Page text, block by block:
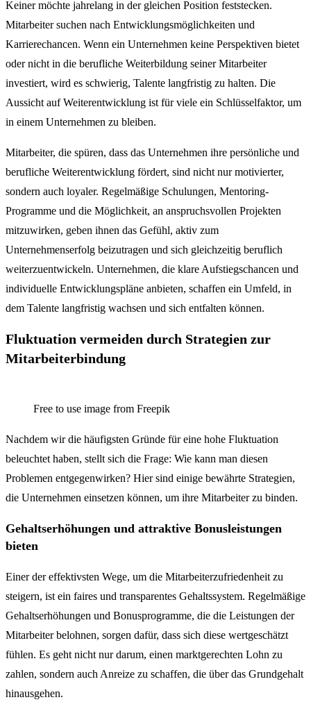
Keiner möchte jahrelang in der gleichen Position feststecken.
Mitarbeiter suchen nach Entwicklungsmöglichkeiten und
Karrierechancen. Wenn ein Unternehmen keine Perspektiven bietet
oder nicht in die berufliche Weiterbildung seiner Mitarbeiter
investiert, wird es schwierig, Talente langfristig zu halten. Die
Aussicht auf Weiterentwicklung ist für viele ein Schlüsselfaktor, um
in einem Unternehmen zu bleiben.
Mitarbeiter, die spüren, dass das Unternehmen ihre persönliche und
berufliche Weiterentwicklung fördert, sind nicht nur motivierter,
sondern auch loyaler. Regelmäßige Schulungen, Mentoring-
Programme und die Möglichkeit, an anspruchsvollen Projekten
mitzuwirken, geben ihnen das Gefühl, aktiv zum
Unternehmenserfolg beizutragen und sich gleichzeitig beruflich
weiterzuentwickeln. Unternehmen, die klare Aufstiegschancen und
individuelle Entwicklungspläne anbieten, schaffen ein Umfeld, in
dem Talente langfristig wachsen und sich entfalten können.
Fluktuation vermeiden durch Strategien zur
Mitarbeiterbindung
Free to use image from Freepik
Nachdem wir die häufigsten Gründe für eine hohe Fluktuation
beleuchtet haben, stellt sich die Frage: Wie kann man diesen
Problemen entgegenwirken? Hier sind einige bewährte Strategien,
die Unternehmen einsetzen können, um ihre Mitarbeiter zu binden.
Gehaltserhöhungen und attraktive Bonusleistungen
bieten
Einer der effektivsten Wege, um die Mitarbeiterzufriedenheit zu
steigern, ist ein faires und transparentes Gehaltssystem. Regelmäßige
Gehaltserhöhungen und Bonusprogramme, die die Leistungen der
Mitarbeiter belohnen, sorgen dafür, dass sich diese wertgeschätzt
fühlen. Es geht nicht nur darum, einen marktgerechten Lohn zu
zahlen, sondern auch Anreize zu schaffen, die über das Grundgehalt
hinausgehen.